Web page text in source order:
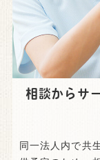
相談からサ
同一法人内で共